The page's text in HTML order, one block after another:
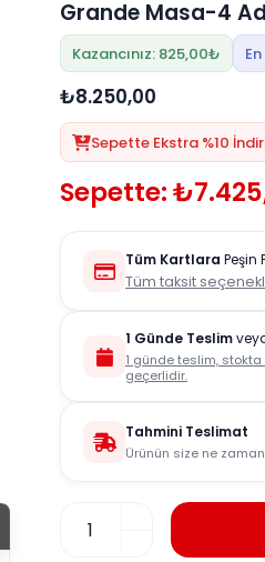
Grande Masa-4
Kazancınız: 825,00₺
₺8.250,00
Sepette Ekstra %10
Sepette:
Tüm Kartlara Peşin
Tüm taksit
1 Günde Teslim
1 günde teslim,
geçerlidir.
Tahmini Teslimat
Ürünün size ne